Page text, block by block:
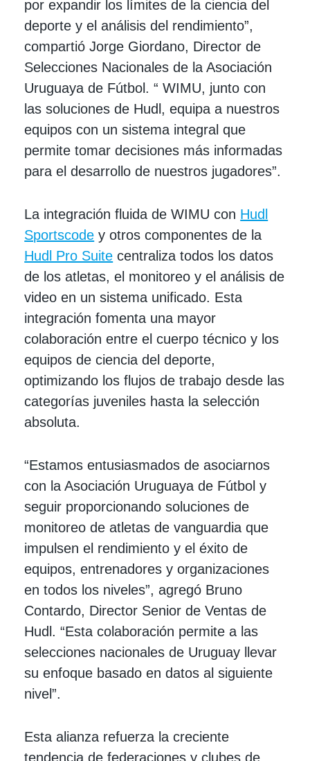
por expandir los límites de la ciencia del
deporte y el análisis del rendimiento”,
compartió Jorge Giordano, Director de
Selecciones Nacionales de la Asociación
Uruguaya de Fútbol. “ WIMU, junto con
las soluciones de Hudl, equipa a nuestros
equipos con un sistema integral que
permite tomar decisiones más informadas
para el desarrollo de nuestros jugadores”.
La integración fluida de WIMU con Hudl
Sportscode y otros componentes de la
Hudl Pro Suite centraliza todos los datos
de los atletas, el monitoreo y el análisis de
video en un sistema unificado. Esta
integración fomenta una mayor
colaboración entre el cuerpo técnico y los
equipos de ciencia del deporte,
optimizando los flujos de trabajo desde las
categorías juveniles hasta la selección
absoluta.
“Estamos entusiasmados de asociarnos
con la Asociación Uruguaya de Fútbol y
seguir proporcionando soluciones de
monitoreo de atletas de vanguardia que
impulsen el rendimiento y el éxito de
equipos, entrenadores y organizaciones
en todos los niveles”, agregó Bruno
Contardo, Director Senior de Ventas de
Hudl. “Esta colaboración permite a las
selecciones nacionales de Uruguay llevar
su enfoque basado en datos al siguiente
nivel”.
Esta alianza refuerza la creciente
tendencia de federaciones y clubes de